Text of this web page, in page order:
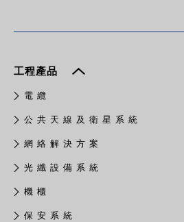
工程產品
電 纜
公 共 天 線 及 衛 星 系 統
網 絡 解 決 方 案
光 纖 設 備 系 統
機 櫃
保 安 系 統